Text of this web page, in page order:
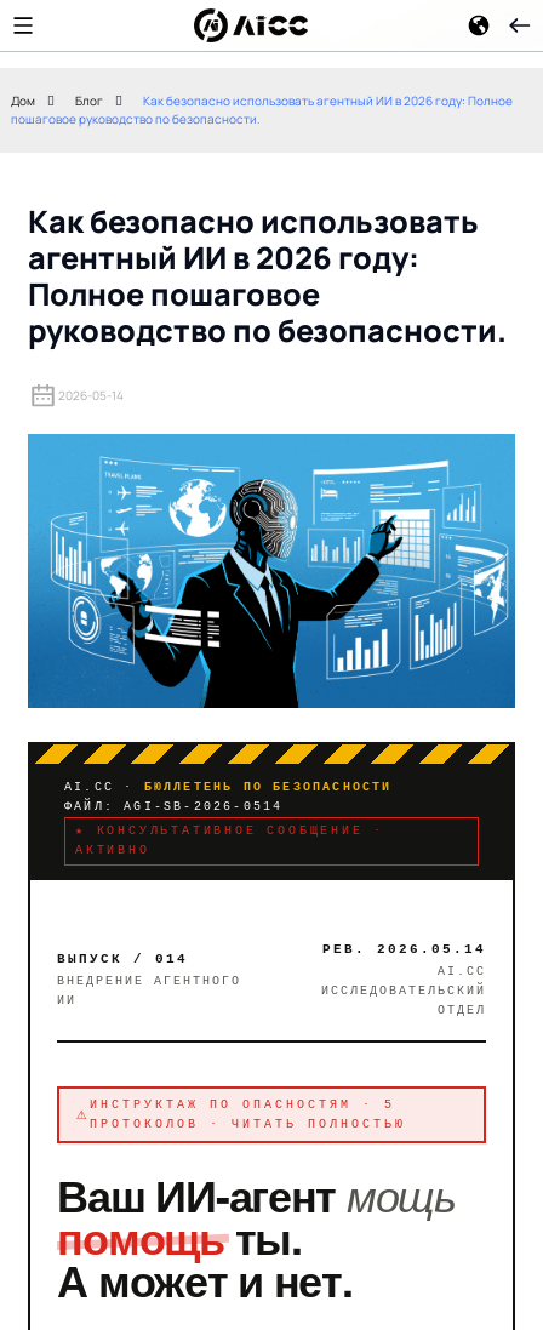
Дом Блог
Как безопасно использовать агентный ИИ в 2026 году: Полное
пошаговое руководство по безопасности.
Как безопасно использовать
агентный ИИ в 2026 году:
Полное пошаговое
руководство по безопасности.
2026-05-14
AI.CC · БЮЛЛЕТЕНЬ ПО БЕЗОПАСНОСТИ
ФАЙЛ: AGI-SB-2026-0514
★ КОНСУЛЬТАТИВНОЕ СООБЩЕНИЕ ·
АКТИВНО
ВЫПУСК / 014
ВНЕДРЕНИЕ АГЕНТНОГО
ИИ
РЕВ. 2026.05.14
AI.CC
ИССЛЕДОВАТЕЛЬСКИЙ
ОТДЕЛ
ИНСТРУКТАЖ ПО ОПАСНОСТЯМ · 5
ПРОТОКОЛОВ · ЧИТАТЬ ПОЛНОСТЬЮ
Ваш ИИ-агентмощь
помощьты.
А может и нет.